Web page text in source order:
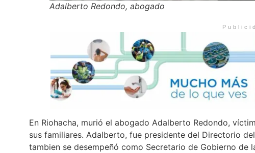
Adalberto Redondo, abogado
En Riohacha, murió el abogado Adalberto Redondo,
sus familiares. Adalberto, fue presidente del Directorio
tambien se desempeñó como Secretario de Gobierno de